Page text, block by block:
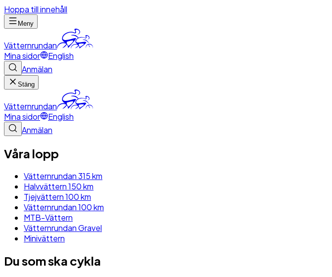
Hoppa till innehåll
Meny
Vätternrundan
Mina sidor
English
Anmälan
Stäng
Vätternrundan
Mina sidor
English
Anmälan
Våra lopp
Vätternrundan 315 km
Halvvättern 150 km
Tjejvättern 100 km
Vätternrundan 100 km
MTB-Vättern
Vätternrundan Gravel
Minivättern
Du som ska cykla